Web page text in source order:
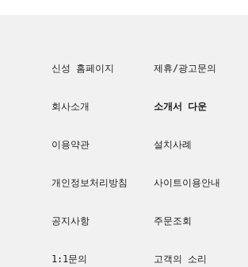
신성 홈페이지 제휴/광고문의
회사소개 소개서 다운
이용약관 설치사례
개인정보처리방침 사이트이용안내
공지사항 주문조회
1:1문의 고객의 소리